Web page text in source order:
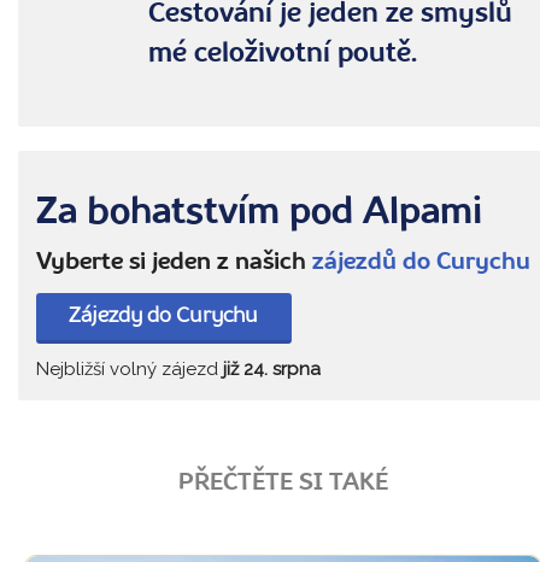
Cestování je jeden ze smyslů
mé celoživotní poutě.
Za bohatstvím pod Alpami
Vyberte si jeden z našich zájezdů do Curychu
Zájezdy do Curychu
Nejbližší volný zájezd již 24. srpna
PŘEČTĚTE SI TAKÉ